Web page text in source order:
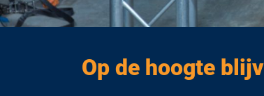
Op de hoogte